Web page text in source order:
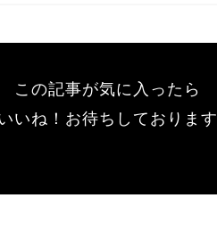
この記事が気に入ったら
いね！お待ちしております